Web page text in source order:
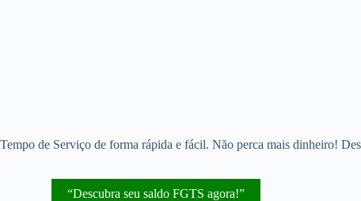
de Serviço de forma rápida e fácil. Não perca mais dinheiro!
“Descubra seu saldo FGTS agora!”